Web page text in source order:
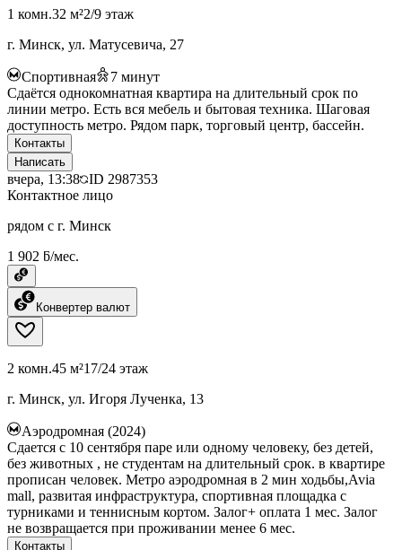
1 комн.32 м²2/9 этаж
г. Минск, ул. Матусевича, 27
Спортивная 7 минут
Сдаётся однокомнатная квартира на длительный срок по
линии метро. Есть вся мебель и бытовая техника. Шаговая
доступность метро. Рядом парк, торговый центр, бассейн.
Контакты
Написать
вчера, 13:38 ID 2987353
Контактное лицо
рядом с г. Минск
1 902 ƃ/мес.
Конвертер валют
2 комн.45 м²17/24 этаж
г. Минск, ул. Игоря Лученка, 13
Аэродромная (2024)
Сдается с 10 сентября паре или одному человеку, без детей,
без животных , не студентам на длительный срок. в квартире
прописан человек. Метро аэродромная в 2 мин ходьбы,Avia
mall, развитая инфраструктура, спортивная площадка с
турниками и теннисным кортом. Залог+ оплата 1 мес. Залог
не возвращается при проживании менее 6 мес.
Контакты